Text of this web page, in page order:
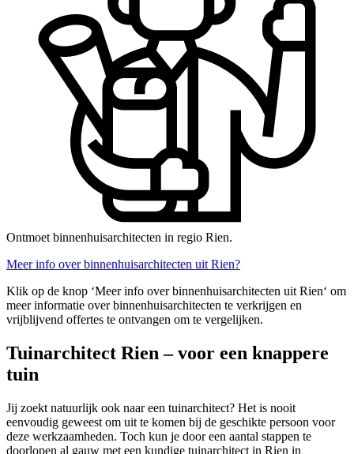
Ontmoet binnenhuisarchitecten in regio Rien.
Meer info over binnenhuisarchitecten uit Rien?
Klik op de knop ‘Meer info over binnenhuisarchitecten uit Rien‘ om
meer informatie over binnenhuisarchitecten te verkrijgen en
vrijblijvend offertes te ontvangen om te vergelijken.
Tuinarchitect Rien – voor een knappere
tuin
Jij zoekt natuurlijk ook naar een tuinarchitect? Het is nooit
eenvoudig geweest om uit te komen bij de geschikte persoon voor
deze werkzaamheden. Toch kun je door een aantal stappen te
doorlopen al gauw met een kundige tuinarchitect in Rien in